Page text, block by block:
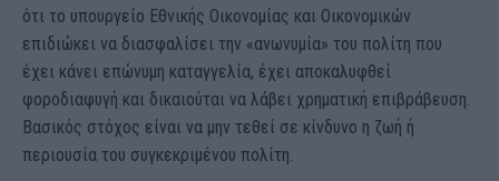
ότι το υπουργείο Εθνικής Οικονομίας και Οικονομικών
επιδιώκει να διασφαλίσει την «ανωνυμία» του πολίτη που
έχει κάνει επώνυμη καταγγελία, έχει αποκαλυφθεί
φοροδιαφυγή και δικαιούται να λάβει χρηματική επιβράβευση.
Βασικός στόχος είναι να μην τεθεί σε κίνδυνο η ζωή ή
περιουσία του συγκεκριμένου πολίτη.